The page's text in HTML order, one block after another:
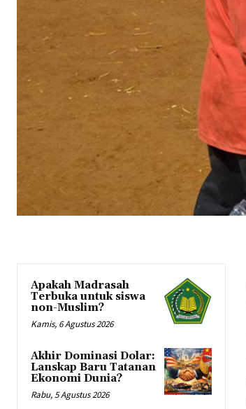
Apakah Madrasah
Terbuka untuk siswa
non-Muslim?
Kamis, 6 Agustus 2026
Akhir Dominasi Dolar:
Lanskap Baru Tatanan
Ekonomi Dunia?
Rabu, 5 Agustus 2026